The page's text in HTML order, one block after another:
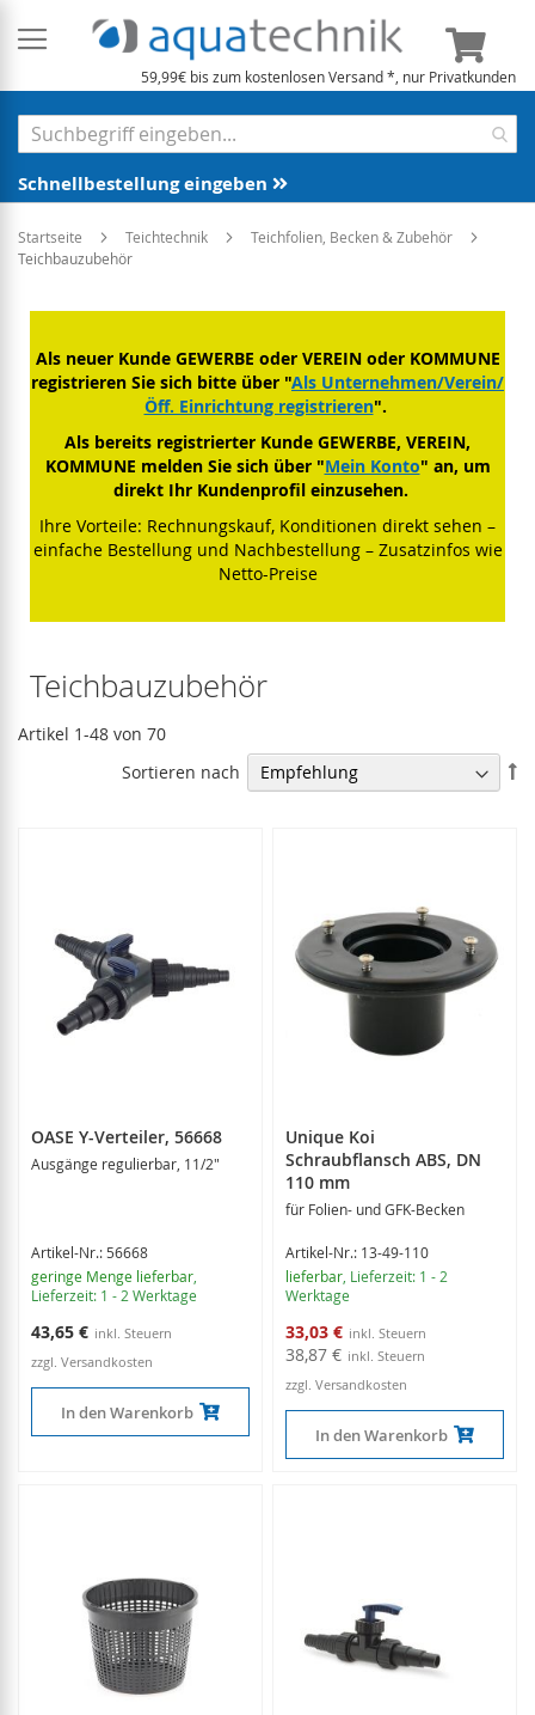
59,99€ bis zum kostenlosen Versand *, nur Privatkunden
Mein
Schnellbestellung eingeben
Startseite Teichtechnik
Teichfolien, Becken & Zubehör
Teichbauzubehör
Als neuer Kunde GEWERBE oder VEREIN oder KOMMUNE
registrieren Sie sich bitte über "Als Unternehmen/Verein/
Öff. Einrichtung registrieren".
Als bereits registrierter Kunde GEWERBE, VEREIN,
KOMMUNE melden Sie sich über "Mein Konto" an, um
direkt Ihr Kundenprofil einzusehen.
Ihre Vorteile: Rechnungskauf, Konditionen direkt sehen –
einfache Bestellung und Nachbestellung – Zusatzinfos wie
Netto-Preise
Teichbauzubehör
Artikel 1-48 von 70
Sortieren nach
In
OASE Y-Verteiler, 56668
Ausgänge regulierbar, 11/2"
Artikel-Nr.: 56668
geringe Menge lieferbar
Lieferzeit: 1 - 2 Werktage
43,65 €
zzgl. Versandkosten
In den Warenkorb
Unique Koi
Schraubflansch ABS, DN
110 mm
für Folien- und GFK-Becken
Artikel-Nr.: 13-49-110
lieferbar , Lieferzeit: 1 - 2
Werktage
Sonderangebot
33,03 €
38,87 €
zzgl. Versandkosten
In den Warenkorb